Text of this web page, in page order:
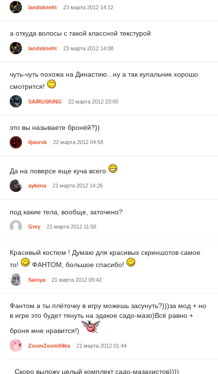
landskneht 23 марта 2012 14:12
а откуда волосы с такой классной текстурой
landskneht 23 марта 2012 14:08
чуть-чуть похожа на Династию...ну а так купальник хорошо
смотрится!
SAIRUSKING 22 марта 2012 23:00
это вы называете бронёй?))
iljaorsk 22 марта 2012 04:58
Да на ловерсе еще куча всего
aykena 21 марта 2012 14:26
под какие тела, вообще, заточено?
Grey 21 марта 2012 11:56
Красивый костюм ! Думаю для красивых скриншотов самое
то!
ФАНТОМ, большое спасибо!
Saniya 21 марта 2012 09:42
Фантом а ты плёточку в игру можешь засунуть?)))за мод + но
в игре это будет тянуть на эдакое садо-мазо)Всё равно +
броня мне нравится!)
ZoomZoom04ka 21 марта 2012 01:44
Скоро выложу целый комплект садо-мазахистов))))